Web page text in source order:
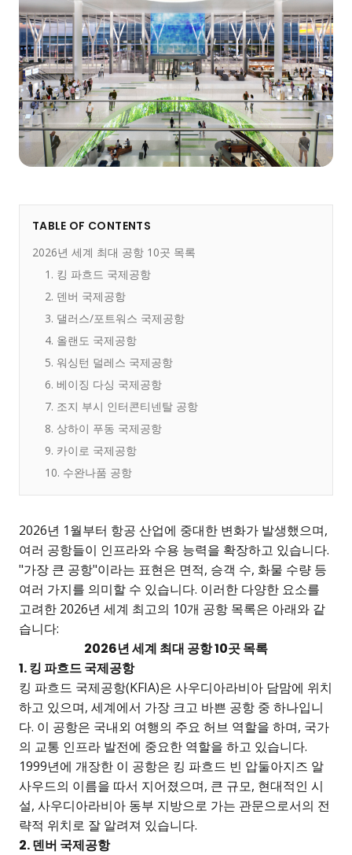
TABLE OF CONTENTS
2026년 세계 최대 공항 10곳 목록
1. 킹 파흐드 국제공항
2. 덴버 국제공항
3. 댈러스/포트워스 국제공항
4. 올랜도 국제공항
5. 워싱턴 덜레스 국제공항
6. 베이징 다싱 국제공항
7. 조지 부시 인터콘티넨탈 공항
8. 상하이 푸동 국제공항
9. 카이로 국제공항
10. 수완나품 공항
2026년 1월부터 항공 산업에 중대한 변화가 발생했으며,
여러 공항들이 인프라와 수용 능력을 확장하고 있습니다.
"가장 큰 공항"이라는 표현은 면적, 승객 수, 화물 수량 등
여러 가지를 의미할 수 있습니다. 이러한 다양한 요소를
고려한 2026년 세계 최고의 10개 공항 목록은 아래와 같
습니다:
2026년 세계 최대 공항 10곳 목록
1. 킹 파흐드 국제공항
킹 파흐드 국제공항(KFIA)은 사우디아라비아 담맘에 위치
하고 있으며, 세계에서 가장 크고 바쁜 공항 중 하나입니
다. 이 공항은 국내외 여행의 주요 허브 역할을 하며, 국가
의 교통 인프라 발전에 중요한 역할을 하고 있습니다.
1999년에 개장한 이 공항은 킹 파흐드 빈 압둘아지즈 알
사우드의 이름을 따서 지어졌으며, 큰 규모, 현대적인 시
설, 사우디아라비아 동부 지방으로 가는 관문으로서의 전
략적 위치로 잘 알려져 있습니다.
2. 덴버 국제공항